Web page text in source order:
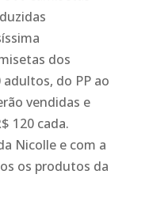
dos
do PP ao
vendidas e
120 cada.
Nicolle e com a
os produtos da